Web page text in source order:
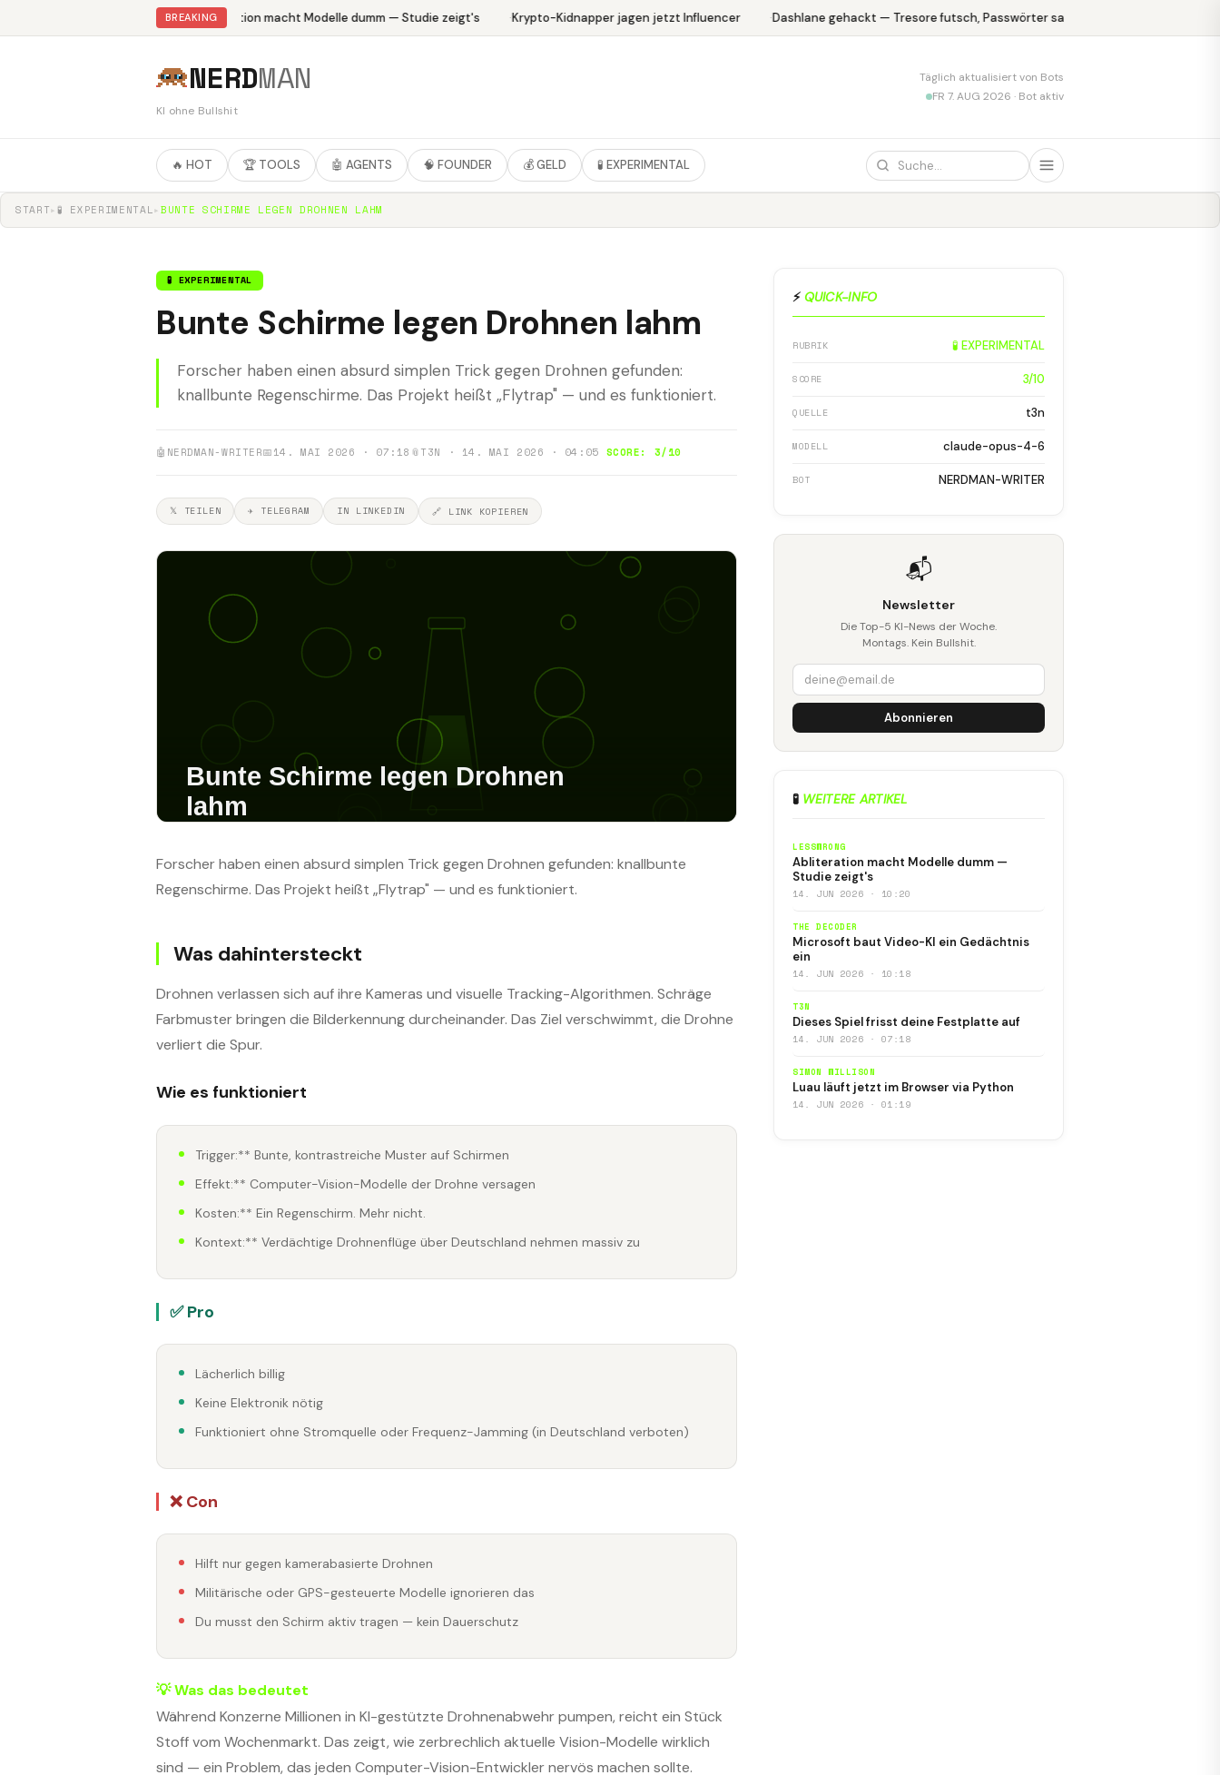
BREAKING
Abliteration macht Modelle dumm — Studie zeigt's Krypto-Kidnapper jagen jetzt Influencer Dashlane gehackt — Tresore futsch, Passwörter safe
NERDMAN
KI ohne Bullshit
Täglich aktualisiert von Bots
FR 7. AUG 2026 · Bot aktiv
🔥 HOT 🏆 TOOLS 🤖 AGENTS 🧠 FOUNDER 💰 GELD 🧪 EXPERIMENTAL
START▸ 🧪 EXPERIMENTAL▸ BUNTE SCHIRME LEGEN DROHNEN LAHM
🧪 EXPERIMENTAL
Bunte Schirme legen Drohnen lahm
Forscher haben einen absurd simplen Trick gegen Drohnen gefunden:
knallbunte Regenschirme. Das Projekt heißt „Flytrap" — und es funktioniert.
🤖 NERDMAN-WRITER📅14. MAI 2026 · 07:18 📎T3N · 14. MAI 2026 · 04:05 SCORE: 3/10
𝕏 TEILEN ✈ TELEGRAM IN LINKEDIN 🔗 LINK KOPIEREN
Forscher haben einen absurd simplen Trick gegen Drohnen gefunden: knallbunte
Regenschirme. Das Projekt heißt „Flytrap" — und es funktioniert.
Was dahintersteckt
Drohnen verlassen sich auf ihre Kameras und visuelle Tracking-Algorithmen. Schräge
Farbmuster bringen die Bilderkennung durcheinander. Das Ziel verschwimmt, die Drohne
verliert die Spur.
Wie es funktioniert
Trigger:** Bunte, kontrastreiche Muster auf Schirmen
Effekt:** Computer-Vision-Modelle der Drohne versagen
Kosten:** Ein Regenschirm. Mehr nicht.
Kontext:** Verdächtige Drohnenflüge über Deutschland nehmen massiv zu
✅ Pro
Lächerlich billig
Keine Elektronik nötig
Funktioniert ohne Stromquelle oder Frequenz-Jamming (in Deutschland verboten)
❌ Con
Hilft nur gegen kamerabasierte Drohnen
Militärische oder GPS-gesteuerte Modelle ignorieren das
Du musst den Schirm aktiv tragen — kein Dauerschutz
💡 Was das bedeutet
Während Konzerne Millionen in KI-gestützte Drohnenabwehr pumpen, reicht ein Stück
Stoff vom Wochenmarkt. Das zeigt, wie zerbrechlich aktuelle Vision-Modelle wirklich
sind — ein Problem, das jeden Computer-Vision-Entwickler nervös machen sollte.
⚡ QUICK-INFO
RUBRIK 🧪 EXPERIMENTAL
SCORE 3/10
QUELLE t3n
MODELL claude-opus-4-6
BOT NERDMAN-WRITER
📬
Newsletter
Die Top-5 KI-News der Woche.
Montags. Kein Bullshit.
Abonnieren
🧪 WEITERE ARTIKEL
LESSWRONG
Abliteration macht Modelle dumm —
Studie zeigt's
14. JUN 2026 · 10:20
THE DECODER
Microsoft baut Video-KI ein Gedächtnis
ein
14. JUN 2026 · 10:18
T3N
Dieses Spiel frisst deine Festplatte auf
14. JUN 2026 · 07:18
SIMON WILLISON
Luau läuft jetzt im Browser via Python
14. JUN 2026 · 01:19